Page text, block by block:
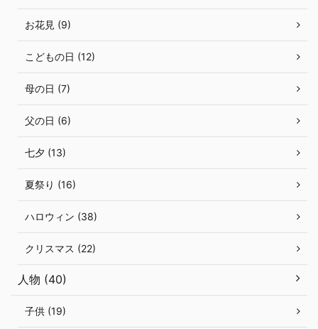
お花見 (9)
こどもの日 (12)
母の日 (7)
父の日 (6)
七夕 (13)
夏祭り (16)
ハロウィン (38)
クリスマス (22)
人物 (40)
子供 (19)